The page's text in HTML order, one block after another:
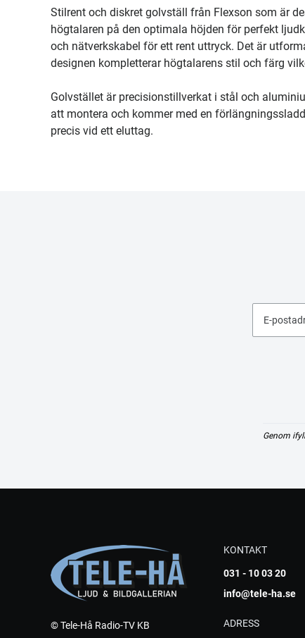
Stilrent och diskret golvställ från Flexson som är
högtalaren på den optimala höjden för perfekt
och nätverkskabel för ett rent uttryck. Det är
designen kompletterar högtalarens stil och färg
Golvstället är precisionstillverkat i stål och
att montera och kommer med en
precis vid ett eluttag.
E-
Genom
© Tele-Hå Radio-TV KB
KONTAKT
031 - 10 03 20
info@tele-ha.se
ADRESS